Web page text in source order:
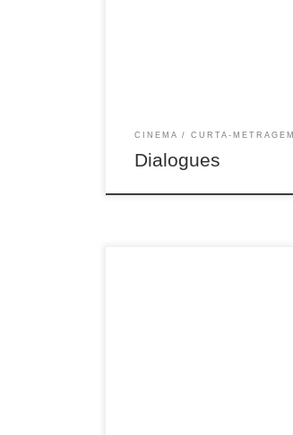
CINEMA CURTA-METRAGEM
Dialogues